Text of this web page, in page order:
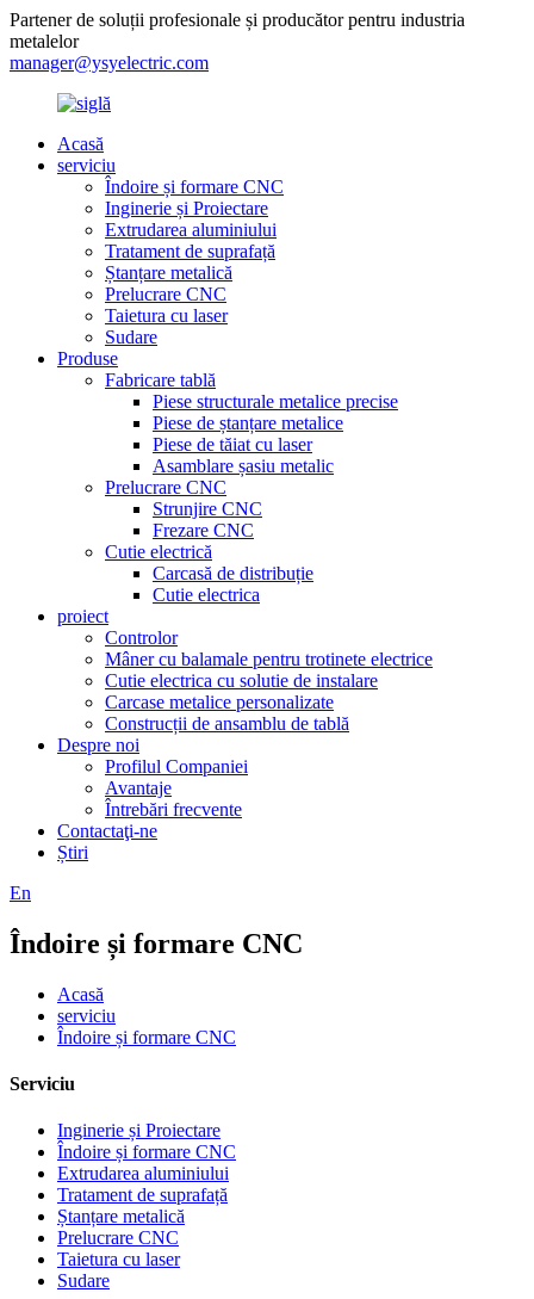
Partener de soluții profesionale și producător pentru industria
metalelor
manager@ysyelectric.com
Acasă
serviciu
Îndoire și formare CNC
Inginerie și Proiectare
Extrudarea aluminiului
Tratament de suprafață
Ștanțare metalică
Prelucrare CNC
Taietura cu laser
Sudare
Produse
Fabricare tablă
Piese structurale metalice precise
Piese de ștanțare metalice
Piese de tăiat cu laser
Asamblare șasiu metalic
Prelucrare CNC
Strunjire CNC
Frezare CNC
Cutie electrică
Carcasă de distribuție
Cutie electrica
proiect
Controlor
Mâner cu balamale pentru trotinete electrice
Cutie electrica cu solutie de instalare
Carcase metalice personalizate
Construcții de ansamblu de tablă
Despre noi
Profilul Companiei
Avantaje
Întrebări frecvente
Contactaţi-ne
Știri
En
Îndoire și formare CNC
Acasă
serviciu
Îndoire și formare CNC
Serviciu
Inginerie și Proiectare
Îndoire și formare CNC
Extrudarea aluminiului
Tratament de suprafață
Ștanțare metalică
Prelucrare CNC
Taietura cu laser
Sudare